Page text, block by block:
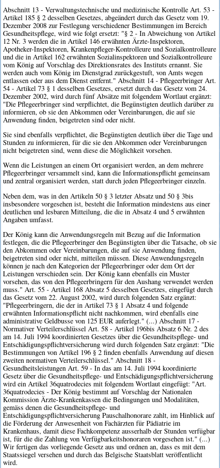
Abschnitt 13 - Verwaltungstechnische und medizinische Kontrolle Art. 53 -
Artikel 185 § 2 desselben Gesetzes, abgeändert durch das Gesetz vom 19.
Dezember 2008 zur Festlegung verschiedener Bestimmungen im Bereich
Gesundheitspflege, wird wie folgt ersetzt: "§ 2 - In Abweichung von Artikel
12 Nr. 3 werden die in Artikel 146 erwähnten Ärzte-Inspektoren,
Apotheker-Inspektoren, Krankenpfleger-Kontrolleure und Sozialkontrolleure
und die in Artikel 162 erwähnten Sozialinspektoren und Sozialkontrolleure
vom König auf Vorschlag des Direktionsrates des Instituts ernannt. Sie
werden auch vom König im Dienstgrad zurückgestuft, von Amts wegen
entlassen oder aus dem Dienst entfernt." Abschnitt 14 - Pflegeerbringer Art.
54 - Artikel 73 § 1 desselben Gesetzes, ersetzt durch das Gesetz vom 24.
Dezember 2002, wird durch fünf Absätze mit folgendem Wortlaut ergänzt:
"Die Pflegeerbringer sind verpflichtet, die Begünstigten deutlich darüber zu
informieren, ob sie den Abkommen oder Vereinbarungen, die auf sie
Anwendung finden, beigetreten sind oder nicht.
Sie sind ebenfalls verpflichtet, die Begünstigten deutlich über die Tage und
Stunden zu informieren, für die sie den Abkommen oder Vereinbarungen
nicht beigetreten sind, wenn diese die Möglichkeit vorsehen.
Wenn die Leistungen an einem Ort organisiert werden, an dem mehrere
Pflegeerbringer versammelt sind, kann die Informationspflicht gemeinsam
und zentral organisiert werden, statt durch jeden Pflegeerbringer einzeln.
Neben dem, was in den Artikeln 50 § 3 letzter Absatz und 50 § 3bis
insbesondere vorgesehen ist, besteht die Information mindestens aus einer
deutlichen und lesbaren Mitteilung, die die in Absatz 4 und 5 erwähnten
Angaben umfasst.
Der König kann die Anwendungsregeln mit Bezug auf die Information
festlegen, die die Pflegeerbringer den Begünstigten über die Tatsache, ob sie
den Abkommen oder Vereinbarungen, die auf sie Anwendung finden,
beigetreten sind oder nicht, mitteilen müssen. Diese Anwendungsregeln
können je nach den Kategorien der Pflegeerbringer oder dem Ort der
Leistungen verschieden sein. Der König kann ebenfalls ein Muster
vorsehen, das von den Pflegeerbringern für den Aushang verwendet werden
muss." Art. 55 - Artikel 168 Absatz 5 desselben Gesetzes, eingefügt durch
das Gesetz vom 22. August 2002, wird durch folgenden Satz ergänzt:
"Pflegeerbringern, die der in Artikel 73 § 1 Absatz 4 und folgende
erwähnten Informationspflicht nicht nachkommen, wird ebenfalls eine
administrative Geldbusse von 125 EUR auferlegt." (...) Abschnitt 17 -
Normativer Verteilerschlüssel Art. 58 - Artikel 196bis Absatz 6 Nr. 2 des
am 14. Juli 1994 koordinierten Gesetzes über die Gesundheitspflege- und
Entschädigungspflichtversicherung wird durch folgenden Satz ergänzt: "Die
Bestimmungen von Artikel 196 § 2 finden ebenfalls Anwendung auf diesen
zweiten normativen Verteilerschlüssel." Abschnitt 18 -
Gesundheitsleistungen Art. 59 - In das am 14. Juli 1994 koordinierte
Gesetz über die Gesundheitspflege- und Entschädigungspflichtversicherung
wird ein Artikel 36quatrodecies mit folgendem Wortlaut eingefügt: "Art.
36quatrodecies - Der König bestimmt auf Vorschlag der Nationalen
Kommission Ärzte-Krankenkassen die Bedingungen und Modalitäten,
gemäss denen die Gesundheitspflege- und
Entschädigungspflichtversicherung Pauschalhonorare zahlt, im Hinblick auf
die Förderung der Anwesenheit von Fachärzten für Pädiatrie im
Krankenhaus, damit diese Fachkompetenz ausserhalb der Stunden verfügbar
ist, für die die Zahlung von Verfügbarkeitshonoraren vorgesehen ist." (...)
Wir fertigen das vorliegende Gesetz aus und ordnen an, dass es mit dem
Staatssiegel versehen und durch das Belgische Staatsblatt veröffentlicht
wird.